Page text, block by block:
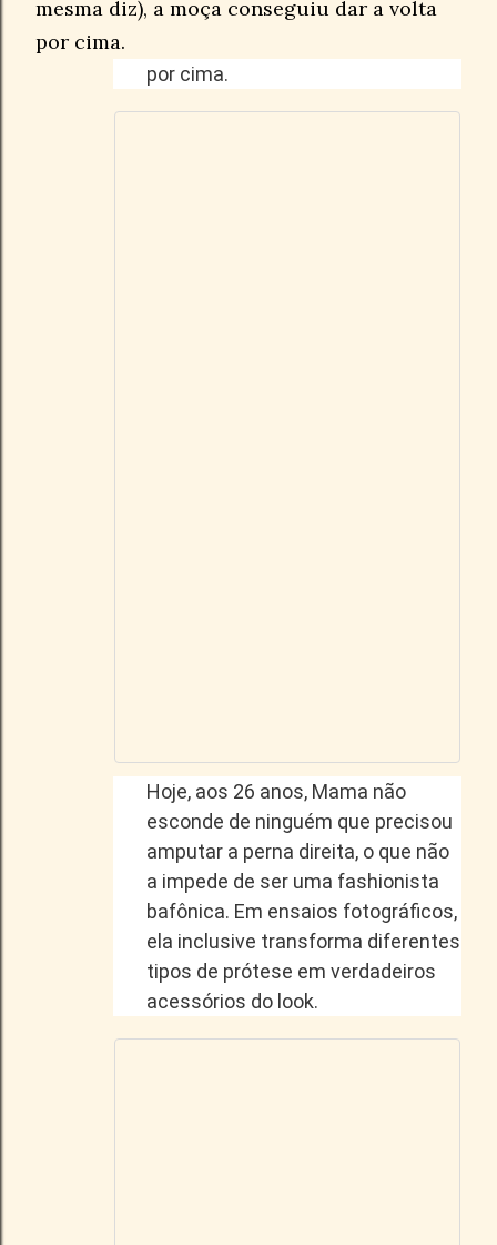
mesma diz), a moça conseguiu dar a volta
por cima.
por cima.
Hoje, aos 26 anos, Mama não
esconde de ninguém que precisou
amputar a perna direita, o que não
a impede de ser uma fashionista
bafônica. Em ensaios fotográficos,
ela inclusive transforma diferentes
tipos de prótese em verdadeiros
acessórios do look.